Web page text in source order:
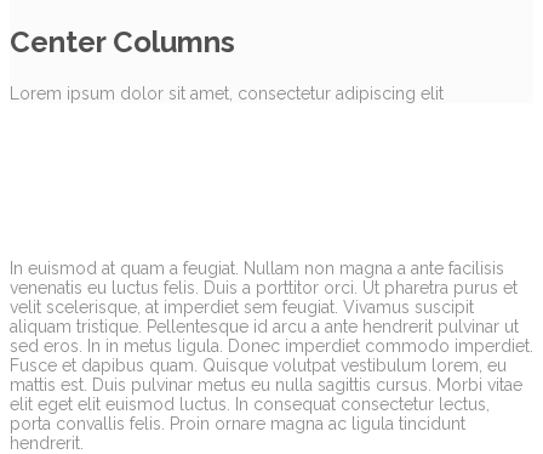
Center Columns
Lorem ipsum dolor sit amet, consectetur adipiscing elit
In euismod at quam a feugiat. Nullam non magna a ante facilisis
venenatis eu luctus felis. Duis a porttitor orci. Ut pharetra purus et
velit scelerisque, at imperdiet sem feugiat. Vivamus suscipit
aliquam tristique. Pellentesque id arcu a ante hendrerit pulvinar ut
sed eros. In in metus ligula. Donec imperdiet commodo imperdiet.
Fusce et dapibus quam. Quisque volutpat vestibulum lorem, eu
mattis est. Duis pulvinar metus eu nulla sagittis cursus. Morbi vitae
elit eget elit euismod luctus. In consequat consectetur lectus,
porta convallis felis. Proin ornare magna ac ligula tincidunt
hendrerit.